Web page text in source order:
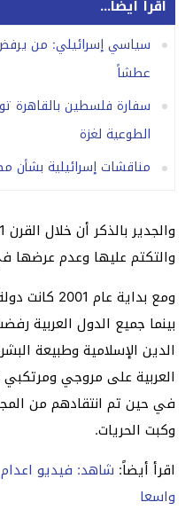
اقرأ أيضا...
سياسي إسرائيلي: من
عطشاً
سفارة فلسطين بالقاهرة
الطوعية لغزة
مناقشات إسرائيلية بشأن
والتكتم عليها وعدم عرضها
ومع بداية
بينما جميع الدول العربية
الدين الإسلامية وطبيعة
العربية على مروجي
في حين تم انتقادهم من
وكبت الحريات.
اقرأ أيضاً: شاهد: فيديو
واسعا